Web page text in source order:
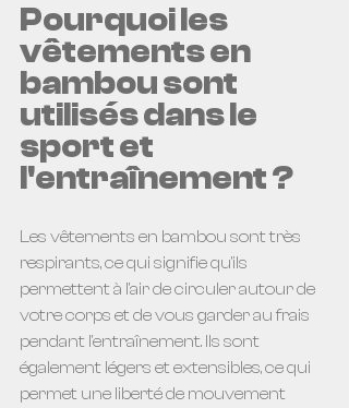
Pourquoi les
vêtements en
bambou sont
utilisés dans le
sport et
l'entraînement ?
Les vêtements en bambou sont très
respirants, ce qui signifie qu'ils
permettent à l'air de circuler autour de
votre corps et de vous garder au frais
pendant l'entraînement. Ils sont
également légers et extensibles, ce qui
permet une liberté de mouvement